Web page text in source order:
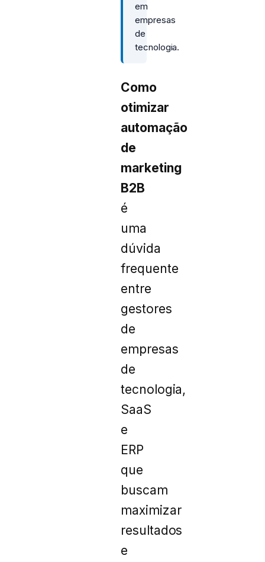
em
empresas
de
tecnologia.
Como
otimizar
automação
de
marketing
B2B
é
uma
dúvida
frequente
entre
gestores
de
empresas
de
tecnologia,
SaaS
e
ERP
que
buscam
maximizar
resultados
e